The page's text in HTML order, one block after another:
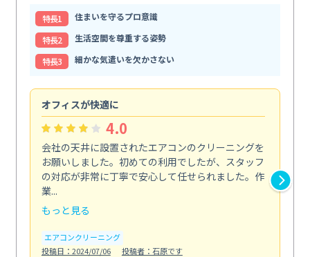
特⻑1
住まいを守るプロ意識
特⻑2
生活空間を尊重する姿勢
特⻑3
細かな気遣いを欠かさない
オフィスが快適に
4.0
会社の天井に設置されたエアコンのクリーニングを
お願いしました。初めての利用でしたが、スタッフ
の対応が非常に丁寧で安心して任せられました。作
業...
もっと見る
エアコンクリーニング
投稿日：2024/07/06
投稿者：石原です